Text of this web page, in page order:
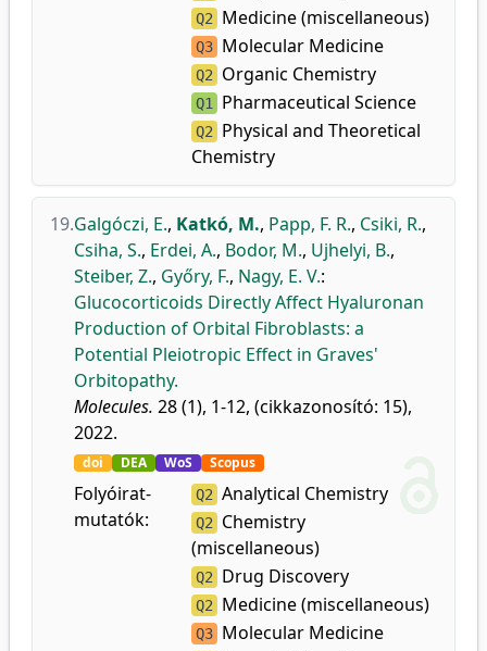
Q2 Medicine (miscellaneous)
Q3 Molecular Medicine
Q2 Organic Chemistry
Q1 Pharmaceutical Science
Q2
Physical and Theoretical
Chemistry
19.Galgóczi, E., Katkó, M., Papp, F. R., Csiki, R.,
Csiha, S., Erdei, A., Bodor, M., Ujhelyi, B.,
Steiber, Z., Győry, F., Nagy, E. V.:
Glucocorticoids Directly Affect Hyaluronan
Production of Orbital Fibroblasts: a
Potential Pleiotropic Effect in Graves'
Orbitopathy.
Molecules. 28 (1), 1-12, (cikkazonosító: 15),
2022.
doi DEA WoS Scopus
Folyóirat-
mutatók:
Q2 Analytical Chemistry
Q2
Chemistry
(miscellaneous)
Q2 Drug Discovery
Q2 Medicine (miscellaneous)
Q3 Molecular Medicine